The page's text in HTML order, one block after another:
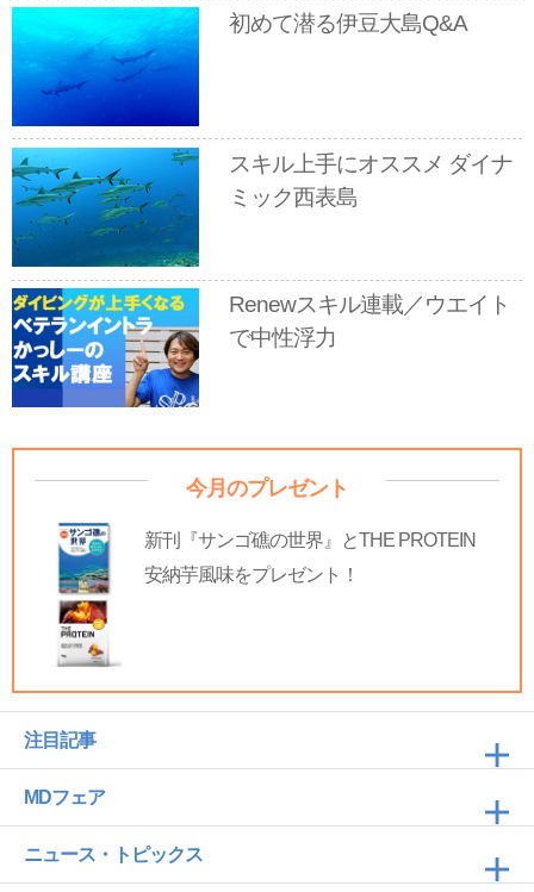
初めて潜る伊豆大島Q&A
スキル上手にオススメ ダイナ
ミック西表島
Renewスキル連載／ウエイト
で中性浮力
今月のプレゼント
新刊『サンゴ礁の世界』とTHE PROTEIN
安納芋風味をプレゼント！
注目記事
MDフェア
ニュース・トピックス